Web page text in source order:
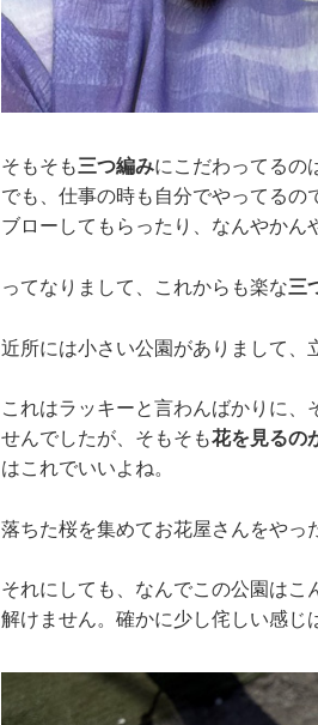
そもそも三つ編みにこだわってるの
でも、仕事の時も自分でやってる
ブローしてもらったり、なんやかん
ってなりまして、これからも楽な三
近所には小さい公園がありまして、
これはラッキーと言わんばかりに、
せんでしたが、そもそも花を見るの
はこれでいいよね。
落ちた桜を集めてお花屋さんをやっ
それにしても、なんでこの公園は
解けません。確かに少し侘しい感じ